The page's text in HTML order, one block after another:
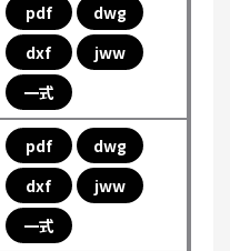
pdf
dwg
dxf
jww
一式
pdf
dwg
dxf
jww
一式